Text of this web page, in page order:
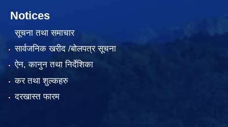
Notices
सूचना तथा समाचार
सार्वजनिक खरीद /बोलपत्र सूचना
ऐन, कानुन तथा निर्देशिका
कर तथा शुल्कहरु
दरखास्त फारम